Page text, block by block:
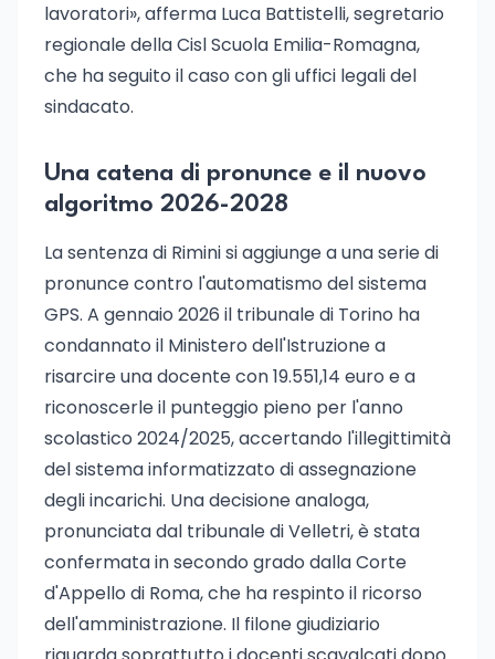
lavoratori», afferma Luca Battistelli, segretario
regionale della Cisl Scuola Emilia-Romagna,
che ha seguito il caso con gli uffici legali del
sindacato.
Una catena di pronunce e il nuovo
algoritmo 2026-2028
La sentenza di Rimini si aggiunge a una serie di
pronunce contro l'automatismo del sistema
GPS. A gennaio 2026 il tribunale di Torino ha
condannato il Ministero dell'Istruzione a
risarcire una docente con 19.551,14 euro e a
riconoscerle il punteggio pieno per l'anno
scolastico 2024/2025, accertando l'illegittimità
del sistema informatizzato di assegnazione
degli incarichi. Una decisione analoga,
pronunciata dal tribunale di Velletri, è stata
confermata in secondo grado dalla Corte
d'Appello di Roma, che ha respinto il ricorso
dell'amministrazione. Il filone giudiziario